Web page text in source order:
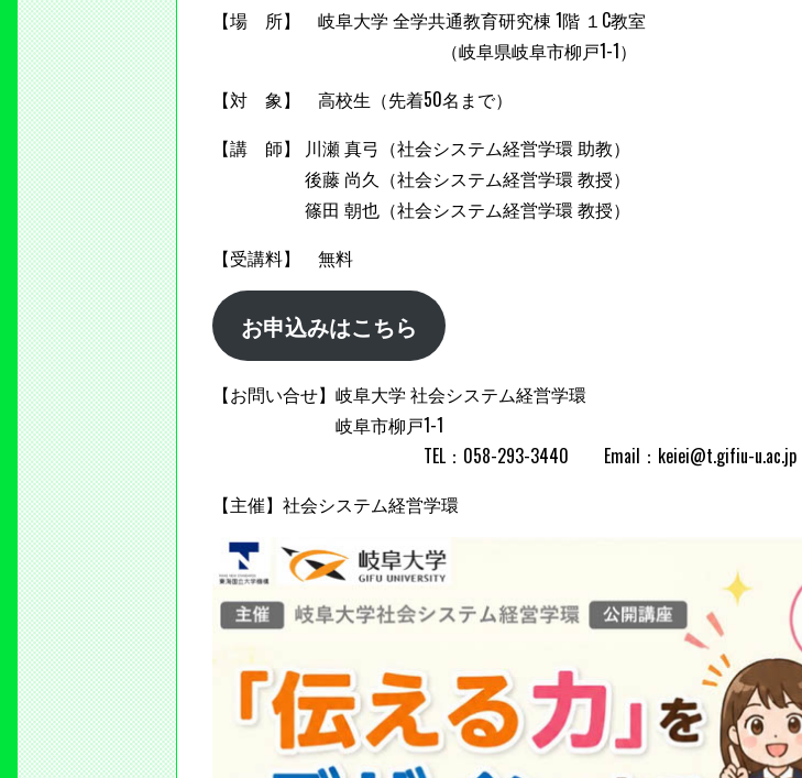
【場 所】 岐阜大学 全学共通教育研究棟 1階 １C教室
（岐阜県岐阜市柳戸1-1）
【対 象】 高校生（先着50名まで）
【講 師】 川瀬 真弓（社会システム経営学環 助教）
後藤 尚久（社会システム経営学環 教授）
篠田 朝也（社会システム経営学環 教授）
【受講料】 無料
お申込みはこちら
【お問い合せ】岐阜大学 社会システム経営学環
岐阜市柳戸1-1
TEL：058-293-3440 Email：keiei@t.gifiu-u.ac.jp
【主催】社会システム経営学環